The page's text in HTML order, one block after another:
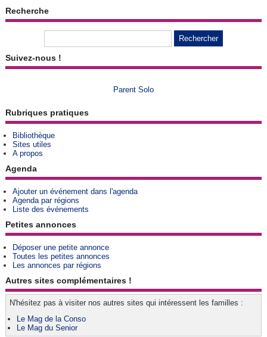
Recherche
Suivez-nous !
Parent Solo
Rubriques pratiques
Bibliothèque
Sites utiles
A propos
Agenda
Ajouter un événement dans l'agenda
Agenda par régions
Liste des événements
Petites annonces
Déposer une petite annonce
Toutes les petites annonces
Les annonces par régions
Autres sites complémentaires !
N'hésitez pas à visiter nos autres sites qui intéressent les familles :
Le Mag de la Conso
Le Mag du Senior